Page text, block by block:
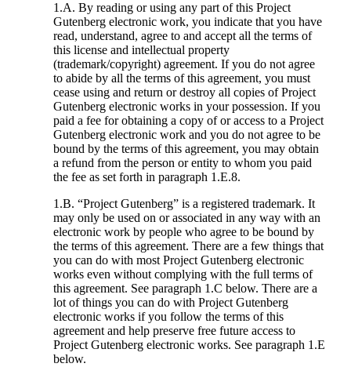
1.A. By reading or using any part of this Project
Gutenberg electronic work, you indicate that you have
read, understand, agree to and accept all the terms of
this license and intellectual property
(trademark/copyright) agreement. If you do not agree
to abide by all the terms of this agreement, you must
cease using and return or destroy all copies of Project
Gutenberg electronic works in your possession. If you
paid a fee for obtaining a copy of or access to a Project
Gutenberg electronic work and you do not agree to be
bound by the terms of this agreement, you may obtain
a refund from the person or entity to whom you paid
the fee as set forth in paragraph 1.E.8.
1.B. “Project Gutenberg” is a registered trademark. It
may only be used on or associated in any way with an
electronic work by people who agree to be bound by
the terms of this agreement. There are a few things that
you can do with most Project Gutenberg electronic
works even without complying with the full terms of
this agreement. See paragraph 1.C below. There are a
lot of things you can do with Project Gutenberg
electronic works if you follow the terms of this
agreement and help preserve free future access to
Project Gutenberg electronic works. See paragraph 1.E
below.